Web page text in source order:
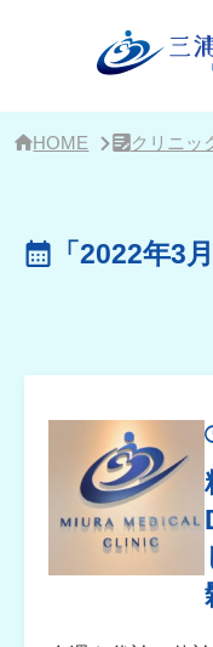
HOME クリニッ
「2022年3